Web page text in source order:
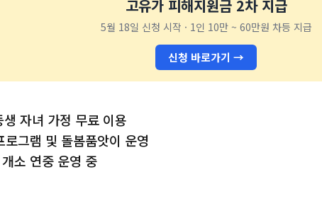
세무/납부
기타 서비스
고유가 피해지원금 2차 지급
5월 18일 신청 시작 · 1인 10만 ~ 60만원 차등 지급
신청 바로가기 →
자녀 가정 무료 이용
로그램 및 돌봄품앗이 운영
소 연중 운영 중